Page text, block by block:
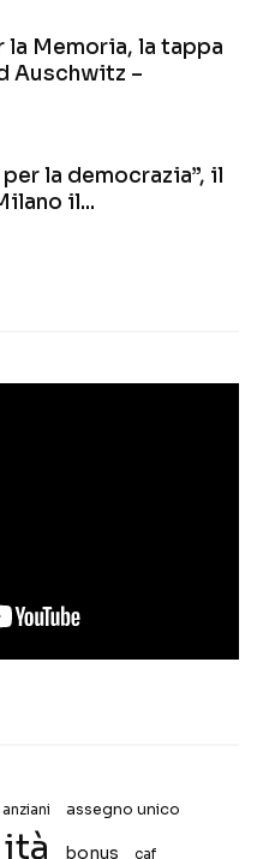
la Memoria, la tappa
Auschwitz –
la democrazia”, il
il...
anziani assegno unico
bonus caf